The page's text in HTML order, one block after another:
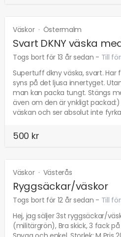
Väskor · Östermalm
Svart DKNY väska
Togs bort för 13 år sedan - Till
Supertuff dkny väska, svart.
syns på det ljusa innertyget.
man kan packa tungt. Stängs
även om den är ynkligt
väskan och ser absolut inte
500 kr
Väskor · Västerås
Ryggsäckar/väskor
Togs bort för 12 år sedan - Till
Hej, jag säljer 3st ryggsäckar/
(militärgrön), Bra skick, 3 fack